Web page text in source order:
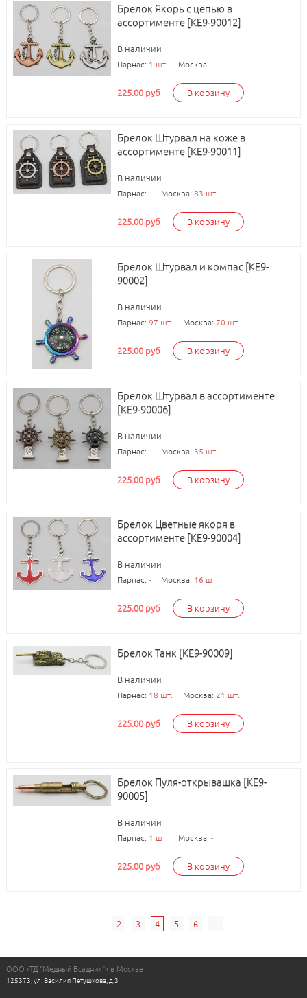
Брелок Якорь с цепью в
ассортименте [КЕ9-90012]
В наличии
Парнас: 1 шт. Москва: -
225.00 руб В корзину
Брелок Штурвал на коже в
ассортименте [КЕ9-90011]
В наличии
Парнас: - Москва: 83 шт.
225.00 руб В корзину
Брелок Штурвал и компас [КЕ9-
90002]
В наличии
Парнас: 97 шт. Москва: 70 шт.
225.00 руб В корзину
Брелок Штурвал в ассортименте
[КЕ9-90006]
В наличии
Парнас: - Москва: 35 шт.
225.00 руб В корзину
Брелок Цветные якоря в
ассортименте [КЕ9-90004]
В наличии
Парнас: - Москва: 16 шт.
225.00 руб В корзину
Брелок Танк [КЕ9-90009]
В наличии
Парнас: 18 шт. Москва: 21 шт.
225.00 руб В корзину
Брелок Пуля-открывашка [КЕ9-
90005]
В наличии
Парнас: 1 шт. Москва: -
225.00 руб В корзину
2 3 4 5 6 ...
ООО «ТД "Медный Всадник"» в Москве
125373, ул. Василия Петушкова, д.3